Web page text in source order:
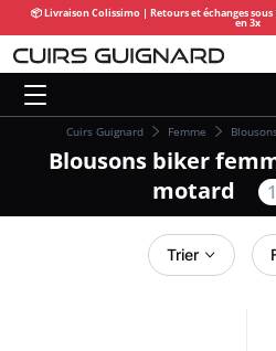
📦 Livraison Colissimo | Retours et échanges
en 3x
Cuirs Guignard Femme
Blousons biker
motard
Trier